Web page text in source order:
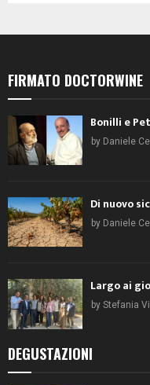
FIRMATO DOCTORWINE
Bonilli e
by Daniele
Di nuovo
by Daniele
Largo ai
by Stefania
DEGUSTAZIONI